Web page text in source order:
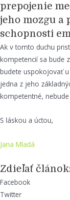
prepojenie
jeho mozgu a
schopnosti
Ak v tomto duchu
kompetencií sa bude
budete uspokojovať
jedna z jeho
kompetentné,
S láskou a úctou,
Jana Mladá
Zdieľať článok:
Facebook
Twitter